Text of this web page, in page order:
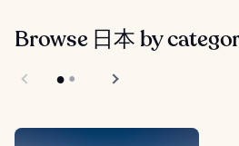
Browse 日本 by